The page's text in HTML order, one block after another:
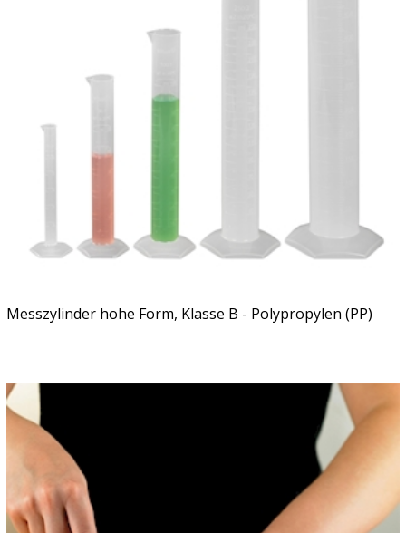
Messzylinder hohe Form, Klasse B - Polypropylen (PP)